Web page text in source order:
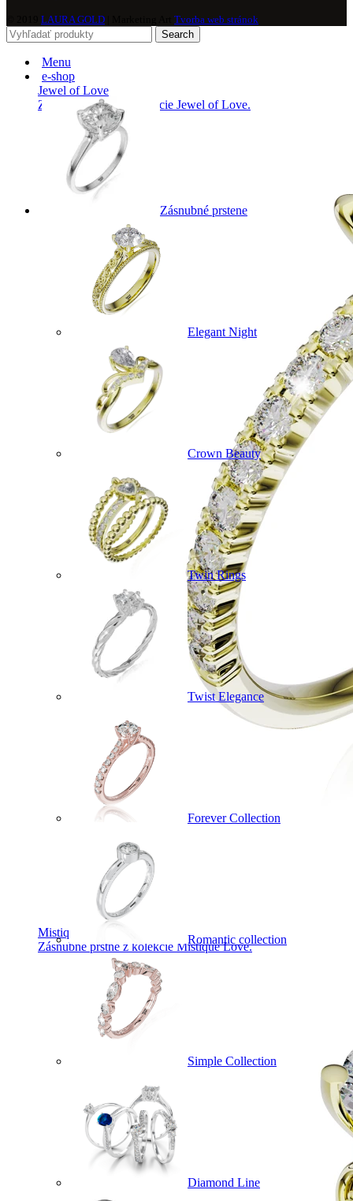
Jewel of Love
Zásnubné prstne z kolekcie Jewel of Love.
Mistique Love
Zásnubné prstne z kolekcie Mistique Love.
LAURA GOLD
Tvorba web stránok
Search
Menu
e-shop
Zásnubné prstene
Elegant Night
Crown Beauty
Twin Rings
Twist Elegance
Forever Collection
Romantic collection
Simple Collection
Diamond Line